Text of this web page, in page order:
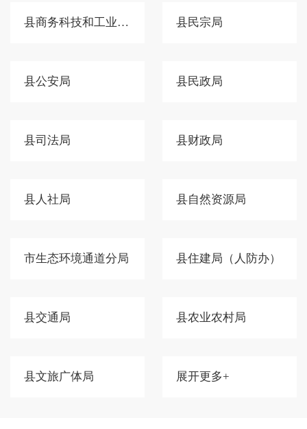
县商务科技和工业信息化局 县民宗局
县公安局 县民政局
县司法局 县财政局
县人社局 县自然资源局
市生态环境通道分局 县住建局（人防办）
县交通局 县农业农村局
县文旅广体局 展开更多+